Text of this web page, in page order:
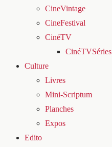
CineVintage
CineFestival
CinéTV
CinéTVSéries
Culture
Livres
Mini-Scriptum
Planches
Expos
Edito